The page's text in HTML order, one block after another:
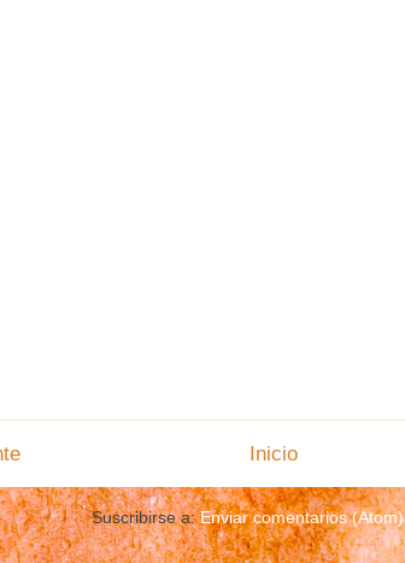
Inicio
Suscribirse a:Enviar comentarios (Atom)